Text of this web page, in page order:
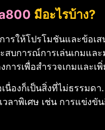
มีอะไรบ้าง?
การให้โปรโมชันและข้อเ
สบการณ์การเล่นเกมแ
ารเพื่อสำรวจเกมและเ
องก็เป็นสิ่งที่ไม่ธรรมด
ลาพิเศษ เช่น การแข่งขั